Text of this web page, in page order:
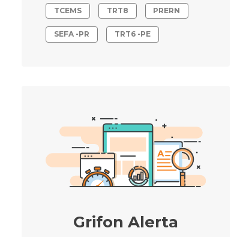
TCEMS TRT8 PRERN
SEFA -PR TRT6 -PE
Grifon Alerta